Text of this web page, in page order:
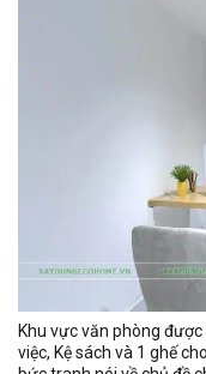
Khu vực văn phòng
việc, Kệ sách và 1 ghế